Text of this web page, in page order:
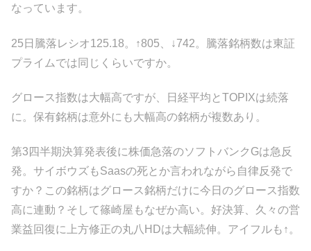
なっています。
25日騰落レシオ125.18。↑805、↓742。騰落銘柄数は東証
プライムでは同じくらいですか。
グロース指数は大幅高ですが、日経平均とTOPIXは続落
に。保有銘柄は意外にも大幅高の銘柄が複数あり。
第3四半期決算発表後に株価急落のソフトバンクGは急反
発。サイボウズもSaasの死とか言われながら自律反発で
すか？この銘柄はグロース銘柄だけに今日のグロース指数
高に連動？そして篠崎屋もなぜか高い。好決算、久々の営
業益回復に上方修正の丸八HDは大幅続伸。アイフルも↑。